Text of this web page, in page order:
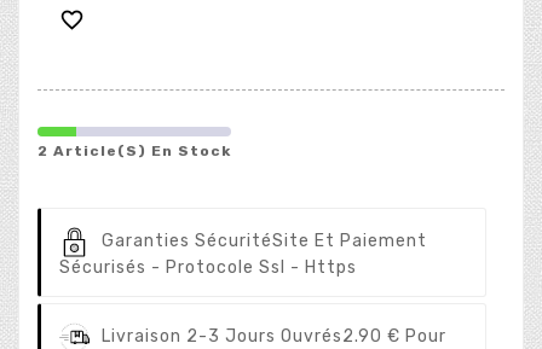

2 Article(s) En Stock
Garanties SécuritéSite Et Paiement
Sécurisés - Protocole Ssl - Https
Livraison 2-3 Jours Ouvrés2.90 € Pour